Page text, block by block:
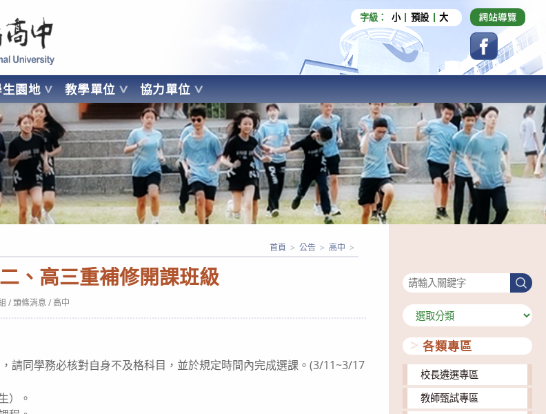
University
字級： 小 預設 大
園地 教學單位 協力單位
UNIVERSITY
、高三重補修開課班級
首頁 > 公告 > 高中 >
/ 頭條消息 / 高中
請同學務必核對自身不及格科目，並於規定時間內完成選課。(3/11~3/17
）。
搜
尋
分
類
各類專區
校長遴選專區
教師甄試專區